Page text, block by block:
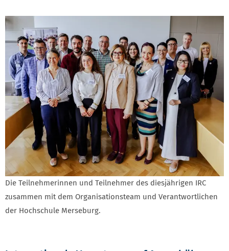
Die Teilnehmerinnen und Teilnehmer des diesjährigen IRC
zusammen mit dem Organisationsteam und Verantwortlichen
der Hochschule Merseburg.